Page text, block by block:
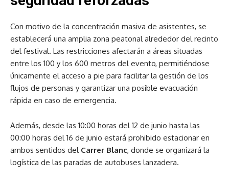
Con motivo de la concentración masiva de asistentes, se
establecerá una amplia zona peatonal alrededor del recinto
del festival. Las restricciones afectarán a áreas situadas
entre los 100 y los 600 metros del evento, permitiéndose
únicamente el acceso a pie para facilitar la gestión de los
flujos de personas y garantizar una posible evacuación
rápida en caso de emergencia.
Además, desde las 10:00 horas del 12 de junio hasta las
00:00 horas del 16 de junio estará prohibido estacionar en
ambos sentidos del Carrer Blanc, donde se organizará la
logística de las paradas de autobuses lanzadera.